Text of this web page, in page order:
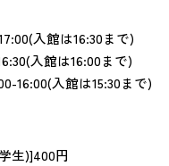
入館は16:30まで)
入館は16:00まで)
16:00(入館は15:30まで)
生)]400円